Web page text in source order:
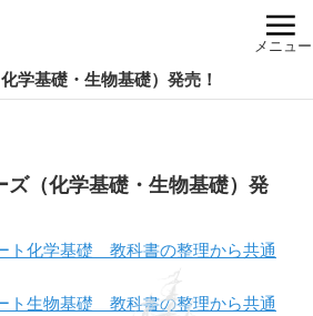
メニュー
学基礎・生物基礎）発売！
ズ（化学基礎・生物基礎）発
化学基礎 教科書の整理から共通
生物基礎 教科書の整理から共通